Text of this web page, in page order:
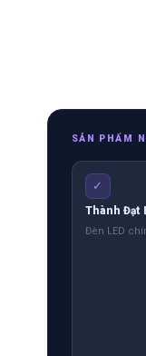
SẢN PHẨM
✓
Thành Đạt
Đèn LED